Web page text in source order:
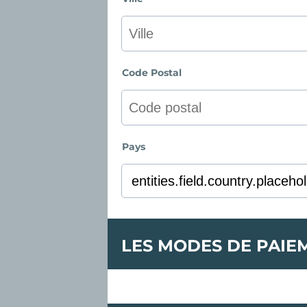
Code Postal
Pays
LES MODES DE